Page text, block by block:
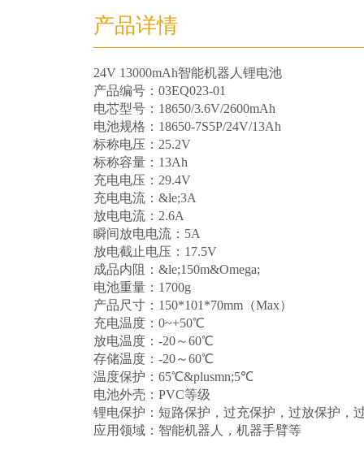
产品详情
24V 13000mAh智能机器人锂电池
产品编号：03EQ023-01
电芯型号：18650/3.6V/2600mAh
电池规格：18650-7S5P/24V/13Ah
标称电压：25.2V
标称容量：13Ah
充电电压：29.4V
充电电流：&le;3A
放电电流：2.6A
瞬间放电电流：5A
放电截止电压：17.5V
成品内阻：&le;150m&Omega;
电池重量：1700g
产品尺寸：150*101*70mm（Max）
充电温度：0~+50℃
放电温度：-20～60℃
存储温度：-20～60℃
温度保护：65℃&plusmn;5℃
电池外壳：PVC等级
锂电保护：短路保护，过充保护，过放保护，
应用领域：智能机器人，机器手臂等